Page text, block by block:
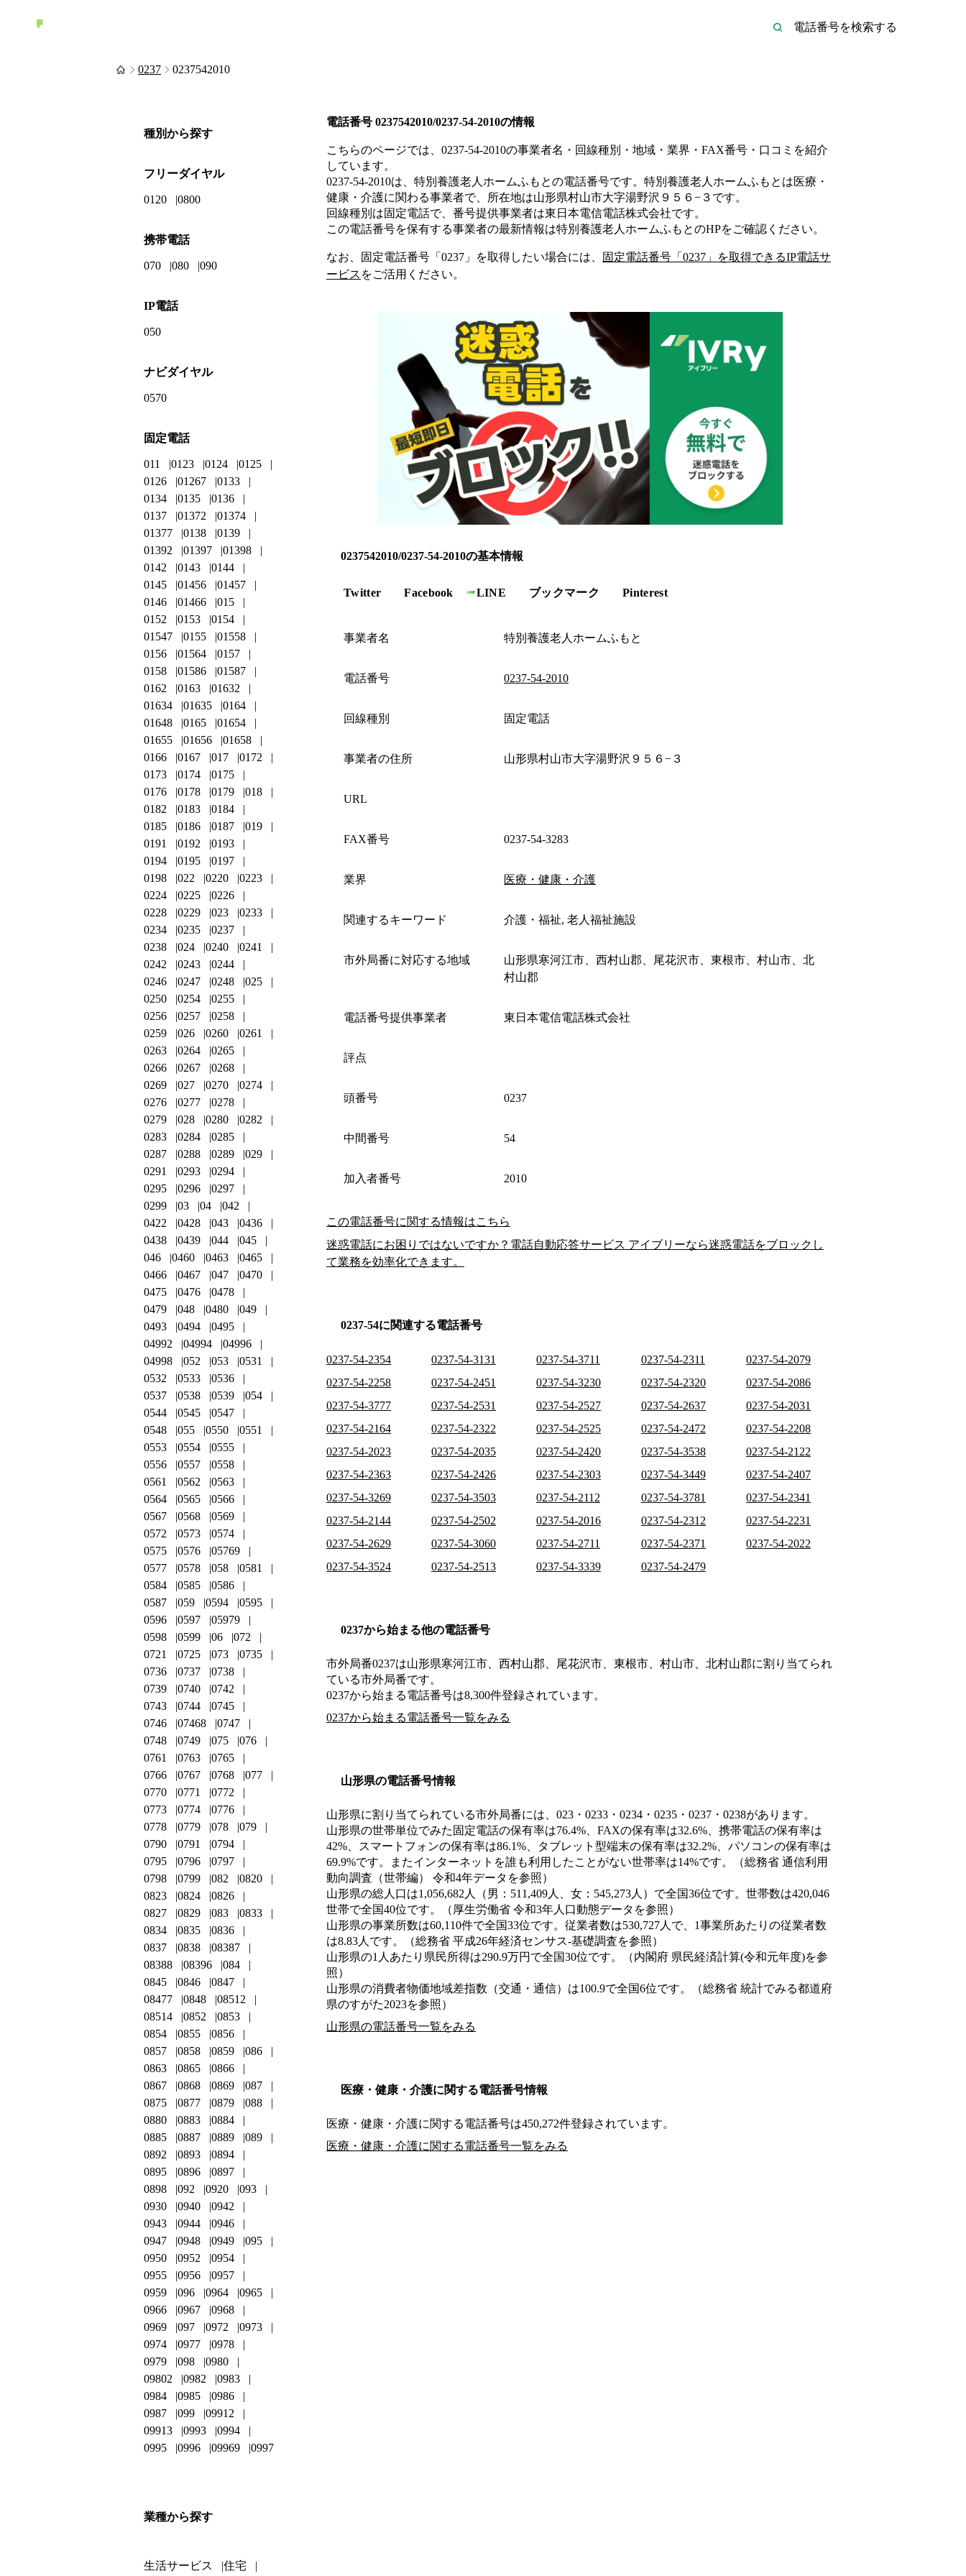
0237 0237542010
電話番号 0237542010/0237-54-2010の情報
こちらのページでは、 0237-54-2010の事業者名・回線種別・地域・業界・FAX番号・口コミを紹介
しています。
0237-54-2010は、 特別養護老人ホームふもとの電話番号です。 特別養護老人ホームふもとは医療・
健康・介護に関わる事業者で、所在地は山形県村山市大字湯野沢９５６−３ です。
回線種別は固定電話で、番号提供事業者は東日本電信電話株式会社です。
この電話番号を保有する事業者の最新情報は特別養護老人ホームふもとのHPをご確認ください。
なお、固定電話番号「 0237 」を取得したい場合には、 固定電話番号「 0237 」を取得できるIP電話サ
ービス をご活用ください。
0237542010/0237-54-2010の基本情報
Twitter Facebook LINE ブックマーク Pinterest
事業者名 特別養護老人ホームふもと
電話番号 0237-54-2010
回線種別 固定電話
事業者の住所 山形県村山市大字湯野沢９５６−３
URL
FAX番号 0237-54-3283
業界 医療・健康・介護
関連するキーワード 介護・福祉, 老人福祉施設
市外局番に対応する地域
山形県寒河江市、西村山郡、尾花沢市、東根市、村山市、北
村山郡
電話番号提供事業者 東日本電信電話株式会社
評点
頭番号 0237
中間番号 54
加入者番号 2010
この電話番号に関する情報はこちら
迷惑電話にお困りではないですか？電話自動応答サービス アイブリーなら迷惑電話をブロックし
て業務を効率化できます。
0237-54に関連する電話番号
0237-54-2354 0237-54-3131 0237-54-3711 0237-54-2311
0237-54-2079
0237-54-2258
0237-54-2451 0237-54-3230 0237-54-2320
0237-54-2086
0237-54-3777
0237-54-2531 0237-54-2527 0237-54-2637
0237-54-2031
0237-54-2164
0237-54-2322 0237-54-2525 0237-54-2472
0237-54-2208
0237-54-2023
0237-54-2035 0237-54-2420 0237-54-3538
0237-54-2122
0237-54-2363
0237-54-2426 0237-54-2303 0237-54-3449
0237-54-2407
0237-54-3269
0237-54-3503 0237-54-2112 0237-54-3781
0237-54-2341
0237-54-2144
0237-54-2502 0237-54-2016 0237-54-2312
0237-54-2231
0237-54-2629
0237-54-3060 0237-54-2711 0237-54-2371
0237-54-2022
0237-54-3524
0237-54-2513 0237-54-3339 0237-54-2479
0237から始まる他の電話番号
市外局番0237は山形県寒河江市、西村山郡、尾花沢市、東根市、村山市、北村山郡に割り当てられ
ている市外局番です。
0237から始まる電話番号は8,300件登録されています。
0237から始まる電話番号一覧をみる
山形県の電話番号情報
山形県に割り当てられている市外局番には、023・0233・0234・0235・0237・0238があります。
山形県の世帯単位でみた固定電話の保有率は76.4%、FAXの保有率は32.6%、携帯電話の保有率は
42%、スマートフォンの保有率は86.1%、タブレット型端末の保有率は32.2%、パソコンの保有率は
69.9%です。またインターネットを誰も利用したことがない世帯率は14%です。（総務省 通信利用
動向調査（世帯編） 令和4年データを参照）
山形県の総人口は1,056,682人（男：511,409人、女：545,273人）で全国36位です。世帯数は420,046
世帯で全国40位です。（厚生労働省 令和3年人口動態データを参照）
山形県の事業所数は60,110件で全国33位です。従業者数は530,727人で、1事業所あたりの従業者数
は8.83人です。（総務省 平成26年経済センサス‐基礎調査を参照）
山形県の1人あたり県民所得は290.9万円で全国30位です。（内閣府 県民経済計算(令和元年度)を参
照）
山形県の消費者物価地域差指数（交通・通信）は100.9で全国6位です。（総務省 統計でみる都道府
県のすがた2023を参照）
山形県の電話番号一覧をみる
医療・健康・介護に関する電話番号情報
医療・健康・介護に関する電話番号は450,272件登録されています。
医療・健康・介護に関する電話番号一覧をみる
種別から探す
フリーダイヤル
0120 0800
携帯電話
070 080 090
IP電話
050
ナビダイヤル
0570
固定電話
011 0123 0124
0125
0126
01267
0133
0134
0135
0136
0137
01372
01374
01377
0138
0139
01392
01397
01398
0142
0143
0144
0145
01456
01457
0146
01466
015
0152
0153
0154
01547
0155
01558
0156
01564
0157
0158
01586
01587
0162
0163
01632
01634
01635
0164
01648
0165
01654
01655
01656
01658
0166
0167 017
0172
0173
0174
0175
0176
0178 0179
018
0182
0183
0184
0185
0186 0187
019
0191
0192
0193
0194
0195
0197
0198
022 0220
0223
0224
0225
0226
0228
0229 023
0233
0234
0235
0237
0238
024 0240
0241
0242
0243
0244
0246
0247 0248
025
0250
0254
0255
0256
0257
0258
0259
026 0260
0261
0263
0264
0265
0266
0267
0268
0269
027 0270
0274
0276
0277
0278
0279
028 0280
0282
0283
0284
0285
0287
0288 0289
029
0291
0293
0294
0295
0296
0297
0299
03 04
042
0422
0428 043
0436
0438
0439 044
045
046
0460 0463
0465
0466
0467 047
0470
0475
0476
0478
0479
048 0480
049
0493
0494
0495
04992
04994
04996
04998
052 053
0531
0532
0533
0536
0537
0538 0539
054
0544
0545
0547
0548
055 0550
0551
0553
0554
0555
0556
0557
0558
0561
0562
0563
0564
0565
0566
0567
0568
0569
0572
0573
0574
0575
0576
05769
0577
0578 058
0581
0584
0585
0586
0587
059 0594
0595
0596
0597
05979
0598
0599 06
072
0721
0725 073
0735
0736
0737
0738
0739
0740
0742
0743
0744
0745
0746
07468
0747
0748
0749 075
076
0761
0763
0765
0766
0767 0768
077
0770
0771
0772
0773
0774
0776
0778
0779 078
079
0790
0791
0794
0795
0796
0797
0798
0799 082
0820
0823
0824
0826
0827
0829 083
0833
0834
0835
0836
0837
0838
08387
08388
08396
084
0845
0846
0847
08477
0848
08512
08514
0852
0853
0854
0855
0856
0857
0858 0859
086
0863
0865
0866
0867
0868 0869
087
0875
0877 0879
088
0880
0883
0884
0885
0887 0889
089
0892
0893
0894
0895
0896
0897
0898
092 0920
093
0930
0940
0942
0943
0944
0946
0947
0948 0949
095
0950
0952
0954
0955
0956
0957
0959
096 0964
0965
0966
0967
0968
0969
097 0972
0973
0974
0977
0978
0979
098
0980
09802
0982
0983
0984
0985
0986
0987
099
09912
09913
0993
0994
0995
0996 09969 0997
業種から探す
生活サービス 住宅